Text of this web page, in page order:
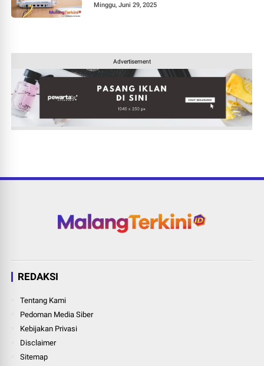
Minggu, Juni 29, 2025
Advertisement
REDAKSI
Tentang Kami
Pedoman Media Siber
Kebijakan Privasi
Disclaimer
Sitemap